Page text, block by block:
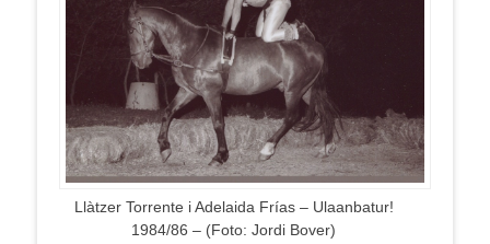
Llàtzer Torrente i Adelaida Frías – Ulaanbatur!
1984/86 – (Foto: Jordi Bover)